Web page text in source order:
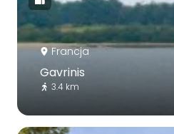
Francja
Gavrinis
3.4 km